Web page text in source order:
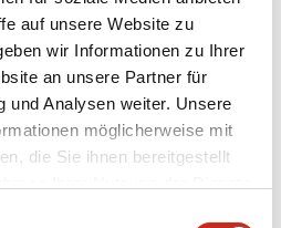
auf unsere Website zu
wir Informationen zu Ihrer
an unsere Partner für
und Analysen weiter. Unsere
möglicherweise mit
die Sie ihnen bereitgestellt
lokale Küche bei einem
Menschen zu Hause.